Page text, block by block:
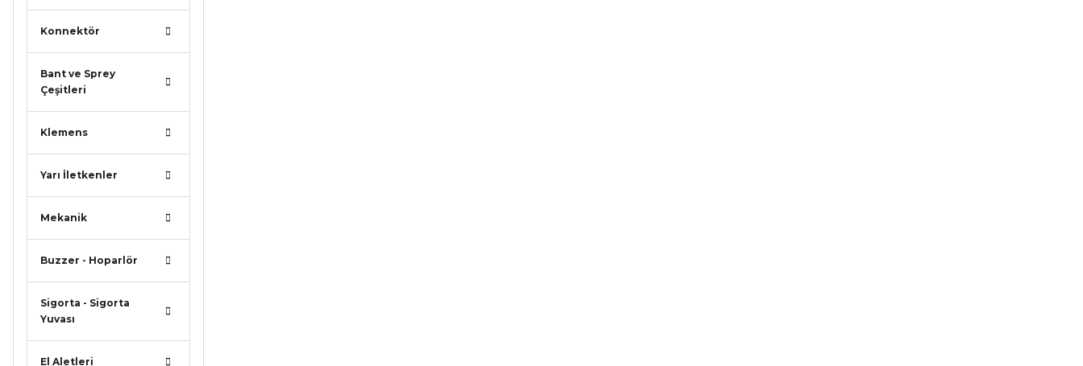
Konnektör
Bant ve Sprey
Çeşitleri
Klemens
Yarı İletkenler
Mekanik
Buzzer - Hoparlör
Sigorta - Sigorta
Yuvası
El Aletleri